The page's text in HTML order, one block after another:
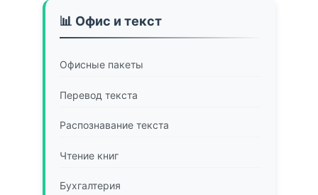
📊 Офис и текст
Офисные пакеты
Перевод текста
Распознавание текста
Чтение книг
Бухгалтерия